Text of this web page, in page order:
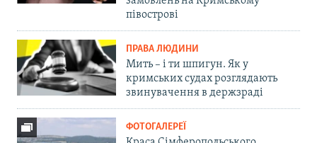
півострові
ПРАВА ЛЮДИНИ
Мить – і ти шпигун. Як у
кримських судах розглядають
звинувачення в держзраді
ФОТОГАЛЕРЕЇ